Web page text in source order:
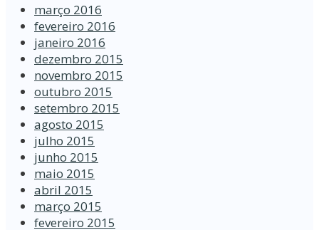
março 2016
fevereiro 2016
janeiro 2016
dezembro 2015
novembro 2015
outubro 2015
setembro 2015
agosto 2015
julho 2015
junho 2015
maio 2015
abril 2015
março 2015
fevereiro 2015